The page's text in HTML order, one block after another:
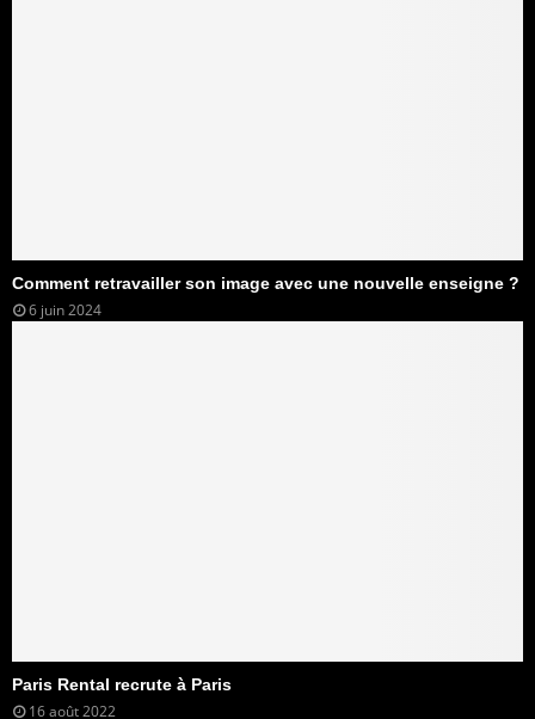
Comment retravailler son image avec une nouvelle enseigne ?
6 juin 2024
Paris Rental recrute à Paris
16 août 2022